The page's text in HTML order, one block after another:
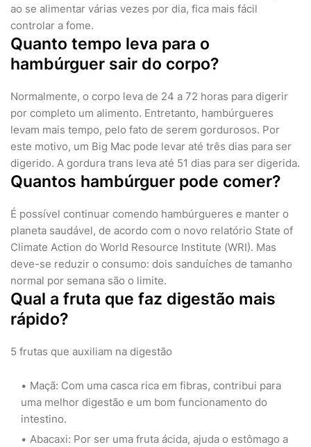
ao se alimentar várias vezes por dia, fica mais fácil
controlar a fome.
Quanto tempo leva para o
hambúrguer sair do corpo?
Normalmente, o corpo leva de 24 a 72 horas para digerir
por completo um alimento. Entretanto, hambúrgueres
levam mais tempo, pelo fato de serem gordurosos. Por
este motivo, um Big Mac pode levar até três dias para ser
digerido. A gordura trans leva até 51 dias para ser digerida.
Quantos hambúrguer pode comer?
É possível continuar comendo hambúrgueres e manter o
planeta saudável, de acordo com o novo relatório State of
Climate Action do World Resource Institute (WRI). Mas
deve-se reduzir o consumo: dois sanduíches de tamanho
normal por semana são o limite.
Qual a fruta que faz digestão mais
rápido?
5 frutas que auxiliam na digestão
Maçã: Com uma casca rica em fibras, contribui para
uma melhor digestão e um bom funcionamento do
intestino.
Abacaxi: Por ser uma fruta ácida, ajuda o estômago a